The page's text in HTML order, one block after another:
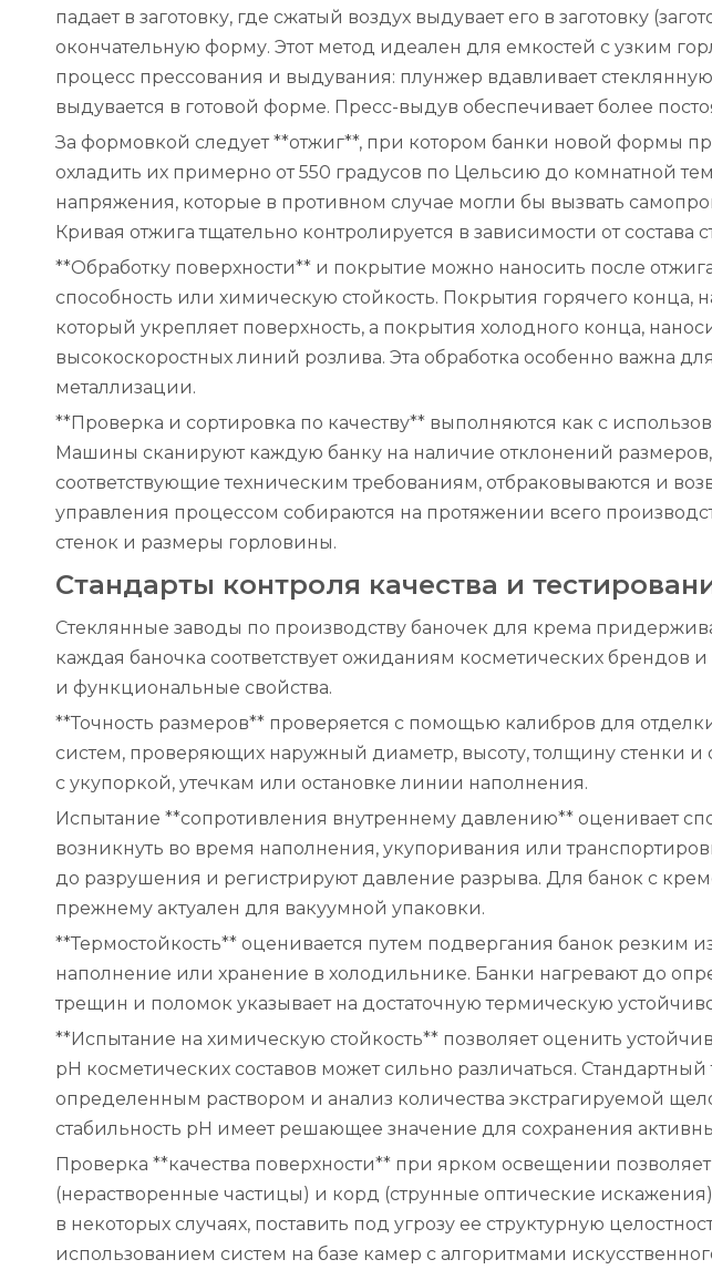
падает в заготовку, где сжатый воздух выдувает его в заготовку
окончательную форму. Этот метод идеален для емкостей с узким
процесс прессования и выдувания: плунжер вдавливает
выдувается в готовой форме. Пресс-выдув обеспечивает более
За формовкой следует **отжиг**, при котором банки новой формы
охладить их примерно от 550 градусов по Цельсию до комнатной
напряжения, которые в противном случае могли бы вызвать
Кривая отжига тщательно контролируется в зависимости от состава
**Обработку поверхности** и покрытие можно наносить после
способность или химическую стойкость. Покрытия горячего
который укрепляет поверхность, а покрытия холодного конца,
высокоскоростных линий розлива. Эта обработка особенно важна
металлизации.
**Проверка и сортировка по качеству** выполняются как с
Машины сканируют каждую банку на наличие отклонений
соответствующие техническим требованиям, отбраковываются и
управления процессом собираются на протяжении всего
стенок и размеры горловины.
Стандарты контроля качества и
Стеклянные заводы по производству баночек для крема
каждая баночка соответствует ожиданиям косметических брендов
и функциональные свойства.
**Точность размеров** проверяется с помощью калибров для
систем, проверяющих наружный диаметр, высоту, толщину стенки и
с укупоркой, утечкам или остановке линии наполнения.
Испытание **сопротивления внутреннему давлению** оценивает
возникнуть во время наполнения, укупоривания или
до разрушения и регистрируют давление разрыва. Для банок с
прежнему актуален для вакуумной упаковки.
**Термостойкость** оценивается путем подвергания банок
наполнение или хранение в холодильнике. Банки нагревают до
трещин и поломок указывает на достаточную термическую
**Испытание на химическую стойкость** позволяет оценить
pH косметических составов может сильно различаться.
определенным раствором и анализ количества экстрагируемой
стабильность pH имеет решающее значение для сохранения
Проверка **качества поверхности** при ярком освещении
(нерастворенные частицы) и корд (струнные оптические
в некоторых случаях, поставить под угрозу ее структурную
использованием систем на базе камер с алгоритмами